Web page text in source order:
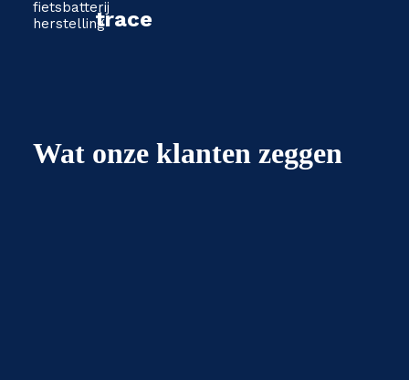
trace
Wat onze klanten zeggen